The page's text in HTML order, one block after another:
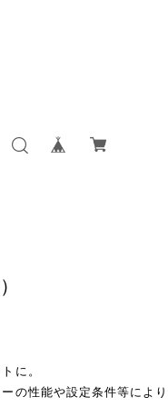
に。
の性能や設定条件等によ